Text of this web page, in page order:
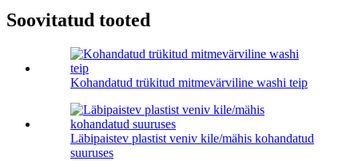
Soovitatud tooted
Kohandatud trükitud mitmevärviline washi teip
Läbipaistev plastist veniv kile/mähis kohandatud
suuruses